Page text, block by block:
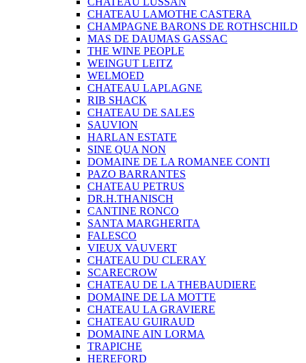
CHATEAU LAMOTHE CASTERA
CHAMPAGNE BARONS DE ROTHSCHILD
MAS DE DAUMAS GASSAC
THE WINE PEOPLE
WEINGUT LEITZ
WELMOED
CHATEAU LAPLAGNE
RIB SHACK
CHATEAU DE SALES
SAUVION
HARLAN ESTATE
SINE QUA NON
DOMAINE DE LA ROMANEE CONTI
PAZO BARRANTES
CHATEAU PETRUS
DR.H.THANISCH
CANTINE RONCO
SANTA MARGHERITA
FALESCO
VIEUX VAUVERT
CHATEAU DU CLERAY
SCARECROW
CHATEAU DE LA THEBAUDIERE
DOMAINE DE LA MOTTE
CHATEAU LA GRAVIERE
CHATEAU GUIRAUD
DOMAINE AIN LORMA
TRAPICHE
HEREFORD